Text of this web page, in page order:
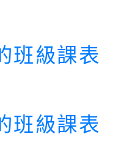
班級課表
班級課表